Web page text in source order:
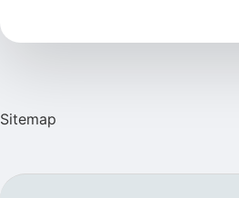
Ne
Sitemap